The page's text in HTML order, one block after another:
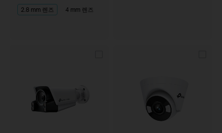
2.8 mm 렌즈 4 mm 렌즈